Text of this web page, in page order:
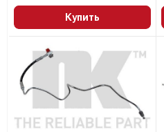
Купить